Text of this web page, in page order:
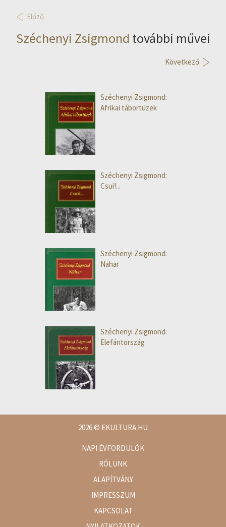
Előző
Széchenyi Zsigmond további művei
Következő
Széchenyi Zsigmond:
Afrikai tábortüzek
Széchenyi Zsigmond:
Csui!...
Széchenyi Zsigmond:
Nahar
Széchenyi Zsigmond:
Elefántország
2026© EKULTURA.HU
NAPI ÉVFORDULÓK
RÓLUNK
ALAPÍTVÁNY
IMPRESSZUM
KAPCSOLAT